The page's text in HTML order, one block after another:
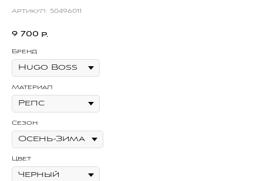
Артикул: 50496011
9 700 р.
Бренд
Материал
Сезон
Цвет